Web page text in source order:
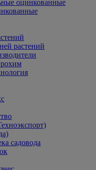
оцинкованные
растений
садовода